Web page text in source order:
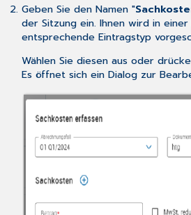
Geben Sie den Namen "
der Sitzung ein. Ihnen wird in
entsprechende Eintragstyp
Wählen Sie diesen aus oder
Es öffnet sich ein Dialog zur